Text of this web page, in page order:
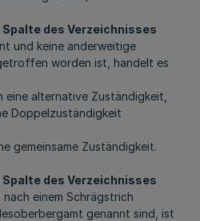
des Verzeichnisses
und keine anderweitige
worden ist, handelt es
eine alternative Zuständigkeit,
Doppelzuständigkeit
gemeinsame Zuständigkeit.
des Verzeichnisses
einem Schrägstrich
genannt sind, ist